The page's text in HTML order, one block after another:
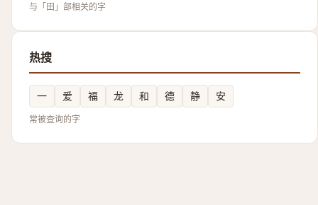
与「田」部相关的字
热搜
一 爱 福 龙 和 德 静 安
常被查询的字